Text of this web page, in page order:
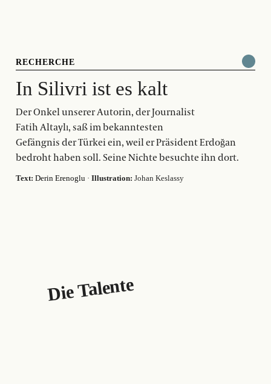
RECHERCHE
In Silivri ist es kalt
Der Onkel unserer Autorin, der Journalist
Fatih Altaylı, saß im bekanntesten
Gefängnis der Türkei ein, weil er Präsident Erdoğan
bedroht haben soll. Seine Nichte besuchte ihn dort.
Text: Derin Erenoglu · Illustration: Johan Keslassy
Die Talente